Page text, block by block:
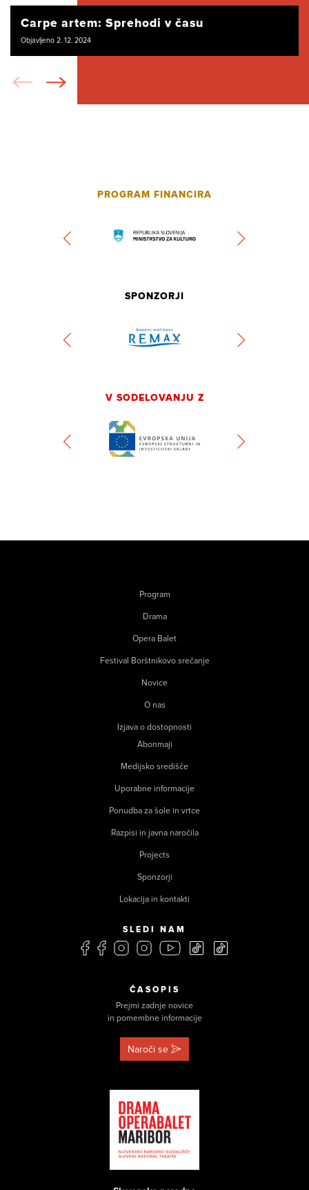
Carpe artem: Sprehodi v času
Objavljeno 2. 12. 2024
PROGRAM FINANCIRA
SPONZORJI
V SODELOVANJU Z
Program
Drama
Opera Balet
Festival Borštnikovo srečanje
Novice
O nas
Izjava o dostopnosti
Abonmaji
Medijsko središče
Uporabne informacije
Ponudba za šole in vrtce
Razpisi in javna naročila
Projects
Sponzorji
Lokacija in kontakti
SLEDI NAM
ČASOPIS
Prejmi zadnje novice
in pomembne informacije
Naroči se